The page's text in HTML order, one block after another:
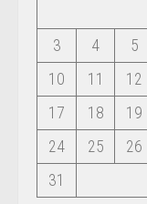
3
4 5
10
11 12
17
18 19
24
25 26
31